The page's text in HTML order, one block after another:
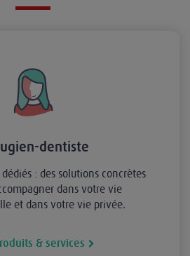
dentiste
: des solutions concrètes
dans votre vie
et dans votre vie privée.
& services